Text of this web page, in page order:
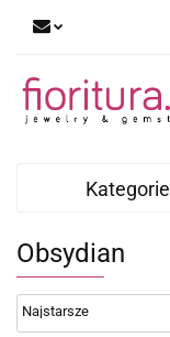
Kategorie
Obsydian